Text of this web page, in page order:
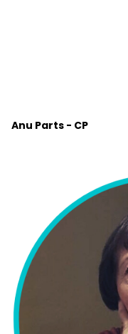
Anu Parts - CP